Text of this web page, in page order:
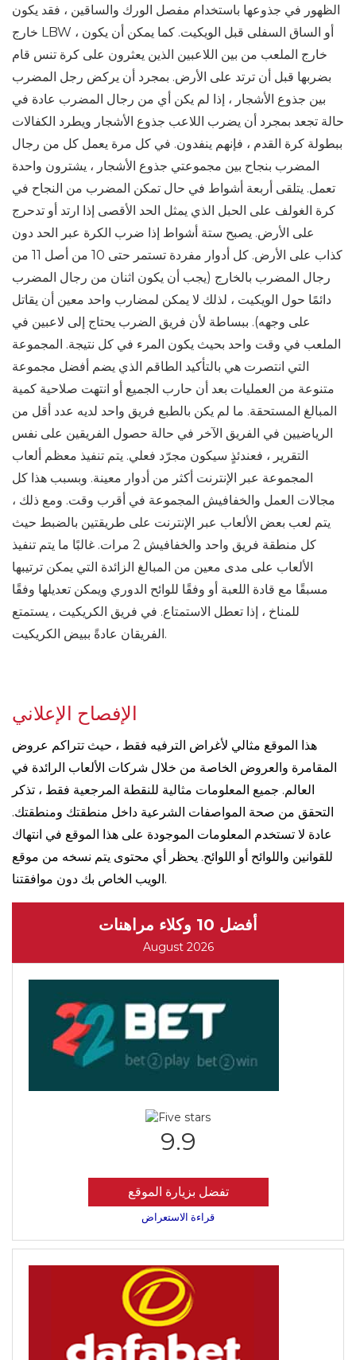
الظهور في جذوعها باستخدام مفصل الورك والساقين ، فقد يكون
خارج LBW ، أو الساق السفلى قبل الويكيت. كما يمكن أن يكون
خارج الملعب من بين اللاعبين الذين يعثرون على كرة تنس قام
بضربها قبل أن ترتد على الأرض. بمجرد أن يركض رجل المضرب
بين جذوع الأشجار ، إذا لم يكن أي من رجال المضرب عادة في
حالة تجعد بمجرد أن يضرب اللاعب جذوع الأشجار ويطرد الكفالات
ببطولة كرة القدم ، فإنهم ينفدون. في كل مرة يعمل كل من رجال
المضرب بنجاح بين مجموعتي جذوع الأشجار ، يشترون واحدة
تعمل. يتلقى أربعة أشواط في حال تمكن المضرب من النجاح في
كرة الغولف على الحبل الذي يمثل الحد الأقصى إذا ارتد أو تدحرج
على الأرض. يصبح ستة أشواط إذا ضرب الكرة عبر الحد دون
كذاب على الأرض. كل أدوار مفردة تستمر حتى 10 من أصل 11 من
رجال المضرب بالخارج (يجب أن يكون اثنان من رجال المضرب
دائمًا حول الويكيت ، لذلك لا يمكن لمضارب واحد معين أن يقاتل
على وجهه). ببساطة لأن فريق الضرب يحتاج إلى لاعبين في
الملعب في وقت واحد بحيث يكون المرء في كل نتيجة. المجموعة
التي انتصرت هي بالتأكيد الطاقم الذي يضم أفضل مجموعة
متنوعة من العمليات بعد أن حارب الجميع أو انتهت صلاحية كمية
المبالغ المستحقة. ما لم يكن بالطبع فريق واحد لديه عدد أقل من
الرياضيين في الفريق الآخر في حالة حصول الفريقين على نفس
التقرير ، فعندئذٍ سيكون مجرّد فعلي. يتم تنفيذ معظم ألعاب
المجموعة عبر الإنترنت أكثر من أدوار معينة. وبسبب هذا كل
مجالات العمل والخفافيش المجموعة في أقرب وقت. ومع ذلك ،
يتم لعب بعض الألعاب عبر الإنترنت على طريقتين بالضبط حيث
كل منطقة فريق واحد والخفافيش 2 مرات. غالبًا ما يتم تنفيذ
الألعاب على مدى معين من المبالغ الزائدة التي يمكن ترتيبها
مسبقًا مع قادة اللعبة أو وفقًا للوائح الدوري ويمكن تعديلها وفقًا
للمناخ ، إذا تعطل الاستمتاع. في فريق الكريكيت ، يستمتع
الفريقان عادةً ببيض الكريكيت.
الإفصاح الإعلاني
هذا الموقع مثالي لأغراض الترفيه فقط ، حيث تتراكم عروض
المقامرة والعروض الخاصة من خلال شركات الألعاب الرائدة في
العالم. جميع المعلومات مثالية للنقطة المرجعية فقط ، تذكر
التحقق من صحة المواصفات الشرعية داخل منطقتك ومنطقتك.
عادة لا تستخدم المعلومات الموجودة على هذا الموقع في انتهاك
للقوانين واللوائح أو اللوائح. يحظر أي محتوى يتم نسخه من موقع
الويب الخاص بك دون موافقتنا.
أفضل 10 وكلاء مراهنات
August 2026
9.9
تفضل بزيارة الموقع
قراءة الاستعراض